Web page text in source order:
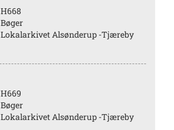
H668
Bøger
Lokalarkivet Alsønderup -Tjæreby
H669
Bøger
Lokalarkivet Alsønderup -Tjæreby